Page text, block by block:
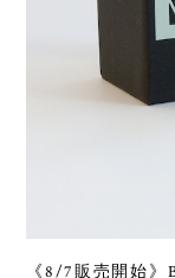
《8/7販売開始